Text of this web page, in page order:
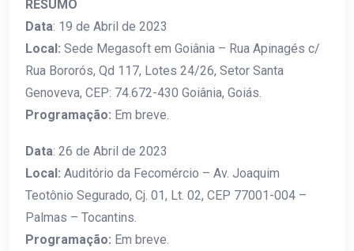
RESUMO
Data: 19 de Abril de 2023
Local: Sede Megasoft em Goiânia – Rua Apinagés c/
Rua Bororós, Qd 117, Lotes 24/26, Setor Santa
Genoveva, CEP: 74.672-430 Goiânia, Goiás.
Programação: Em breve.
Data: 26 de Abril de 2023
Local: Auditório da Fecomércio – Av. Joaquim
Teotônio Segurado, Cj. 01, Lt. 02, CEP 77001-004 –
Palmas – Tocantins.
Programação: Em breve.